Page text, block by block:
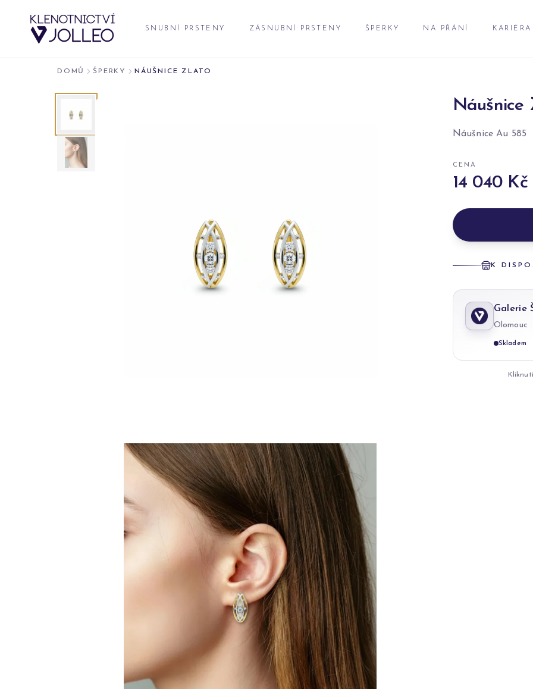
SNUBNÍ PRSTENY ZÁSNUBNÍ PRSTENY ŠPERKY NA PŘÁNÍ KARIÉRA
DOMŮ ŠPERKY NÁUŠNICE ZLATO
Náušnice
Náušnice Au 585
CENA
14 040 Kč
K
Galerie
Olomouc
Skladem